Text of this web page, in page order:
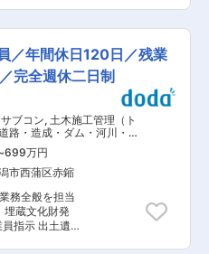
1990年代以
してスマート
はAIやDXとい
社の成長は今
組み立てまで
・多様化する
して、管理
す。 ◇近年は
質感・構造を
医療ヘルスケ
。また、ナノ
し続けており
業務
与計算や社会
いただける方
験を活かし主
■職務概
給与計算・社
や教育・研修
だきます。単
の問い合わせ
業運営を支え
いただきま
や労務関連の
事制度の運用
研修や教育施
各部門管理職
■組織構
／年間休日120日／残業
完全週休二日制
ブコン, 土木施工管理（ト
路・造成・ダム・河川・港
ど） 土壌・地質・地盤調査
699万円
市西蒲区赤鏥
務全般を担当
埋蔵文化財発
指示 出土遺